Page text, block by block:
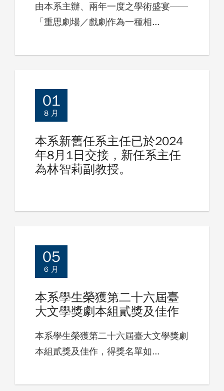
由本系主辦、兩年一度之學術盛宴——
「重思劇場／戲劇作為一種相...
01
8 月
本系新舊任系主任已於2024
年8月1日交接，新任系主任
為林智莉副教授。
05
6 月
本系學生榮獲第二十六屆臺
大文學獎劇本組貳獎及佳作
本系學生榮獲第二十六屆臺大文學獎劇
本組貳獎及佳作，得獎名單如...